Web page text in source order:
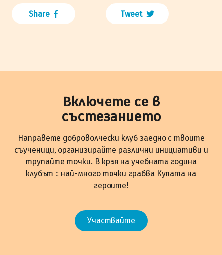
Share Tweet
Включете се в
състезанието
Направете доброволчески клуб заедно с твоите
съученици, организирайте различни инициативи и
трупайте точки. В края на учебната година
клубът с най-много точки грабва Купата на
героите!
Участвайте